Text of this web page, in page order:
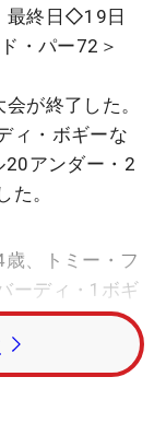
最終日◇19日
・パー72＞
が終了した。
ィ・ボギーな
20アンダー・2
。
、トミー・フ
ーディ・1ボギ
を制し、ツアー